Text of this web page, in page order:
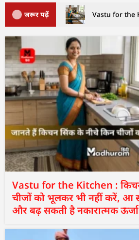
जरूर पढ़ें Vastu for the
Vastu for the Kitchen :
चीजों को भूलकर भी नहीं करें, आ
और बढ़ सकती है नकारात्मक